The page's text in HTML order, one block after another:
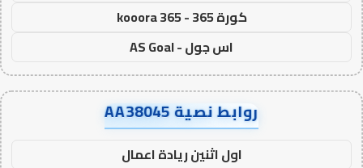
كورة 365 - kooora 365
اس جول - AS Goal
روابط نصية AA38045
اول اثنين ريادة اعمال